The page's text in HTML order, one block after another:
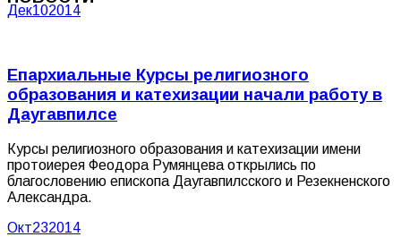
Дек102014
Епархиальные Курсы религиозного
образования и катехизации начали работу в
Даугавпилсе
Курсы религиозного образования и катехизации имени
протоиерея Феодора Румянцева открылись по
благословению епископа Даугавпилсского и Резекненского
Александра.
Окт232014